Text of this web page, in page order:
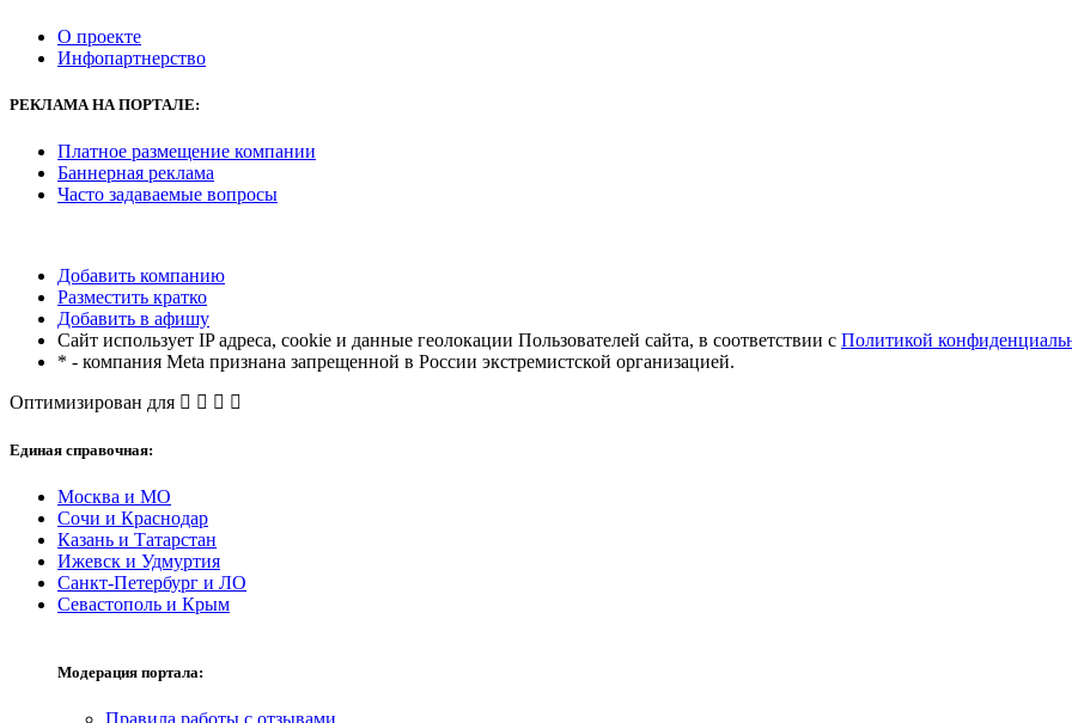
О проекте
Инфопартнерство
РЕКЛАМАНА ПОРТАЛЕ:
Платное размещение компании
Баннерная реклама
Часто задаваемые вопросы
Добавить компанию
Разместить кратко
Добавить в афишу
Сайт использует IP адреса, cookie и данные геолокации Пользователей сайта, в соответствии с Политикой
* - компания Meta признана запрещенной в России экстремистской организацией.
Оптимизирован для
Единая справочная:
Москва и МО
Сочи и Краснодар
Казань и Татарстан
Ижевск и Удмуртия
Санкт-Петербург и ЛО
Севастополь и Крым
Модерация портала: